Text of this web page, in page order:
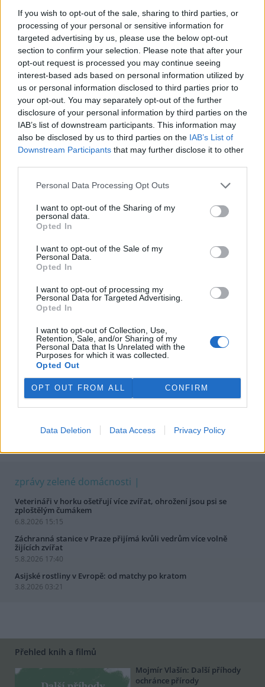
If you wish to opt-out of the sale, sharing to third parties, or
processing of your personal or sensitive information for
targeted advertising by us, please use the below opt-out
section to confirm your selection. Please note that after your
opt-out request is processed you may continue seeing
interest-based ads based on personal information utilized by
us or personal information disclosed to third parties prior to
your opt-out. You may separately opt-out of the further
disclosure of your personal information by third parties on the
IAB’s list of downstream participants. This information may
also be disclosed by us to third parties on the IAB’s List of
Downstream Participants that may further disclose it to other
Personal Data Processing Opt Outs
I want to opt-out of the Sharing of my
personal data.
Opted In
I want to opt-out of the Sale of my
Personal Data.
Opted In
I want to opt-out of processing my
Personal Data for Targeted Advertising.
Opted In
I want to opt-out of Collection, Use,
Retention, Sale, and/or Sharing of my
Personal Data that Is Unrelated with the
Purposes for which it was collected.
Opted Out
OPT OUT FROM ALL CONFIRM
Data Deletion Data Access Privacy Policy
nastává problém, jak si zatopit co nejekologičtěji.
Žížaly vynesou odpadky za vás
2.12.1999 | PRAHA (EkoList)
Pokud nevíte, co dělat s odpadem v kuchyni a nechce se vám
neustále vynášet odpadkový koš, inspirujte se naším návodem na
výrobu žížalového kompostu.
Národní síť stanic pro handicapované živočichy
28.6.1999 | PRAHA (EkoList)
Záchranné stanice pro handicapované volně žijící živočichy zajišťují
Může zemědělec používat chemický postřik, když vítr vane k
vesnici?
Diskuse: 3
Musím mít revizi na kotel, když ho nepoužívám?
Diskuse: 1
Přepojení domácí ČOV na obecní kanalizaci: musím?
19. září 2016
Diskuse: 4
Existuje dotace na výměnu starého plynového kotle?
23. října 2015
7. září 2015
zprávy zelené domácnosti
Veterináři v horku ošetřují více zvířat, ohrožení jsou psi se
zploštělým čumákem
6.8.2026 15:15
Záchranná stanice v Praze přijímá kvůli vedrům více volně
žijících zvířat
5.8.2026 17:40
Asijské rostliny v Evropě: od matchy po kratom
3.8.2026 03:21
Přehled knih a filmů
Mojmír Vlašín: Další příhody
ochránce přírody